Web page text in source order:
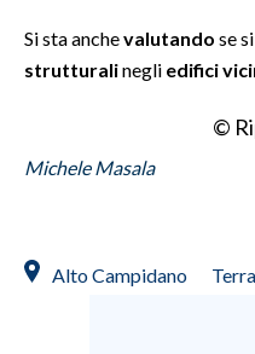
INFO AZIENDE
NECROLOGI
STORE
Si sta anchevalutando se
strutturalinegli edifici
©
Michele Masala
Alto Campidano